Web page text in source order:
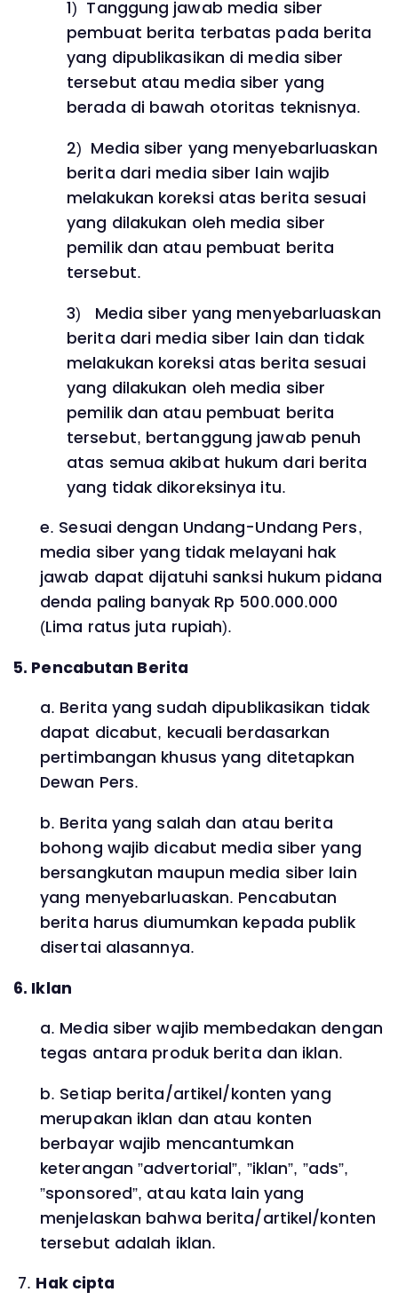
1) Tanggung jawab media siber
pembuat berita terbatas pada berita
yang dipublikasikan di media siber
tersebut atau media siber yang
berada di bawah otoritas teknisnya.
2) Media siber yang menyebarluaskan
berita dari media siber lain wajib
melakukan koreksi atas berita sesuai
yang dilakukan oleh media siber
pemilik dan atau pembuat berita
tersebut.
3) Media siber yang menyebarluaskan
berita dari media siber lain dan tidak
melakukan koreksi atas berita sesuai
yang dilakukan oleh media siber
pemilik dan atau pembuat berita
tersebut, bertanggung jawab penuh
atas semua akibat hukum dari berita
yang tidak dikoreksinya itu.
e. Sesuai dengan Undang-Undang Pers,
media siber yang tidak melayani hak
jawab dapat dijatuhi sanksi hukum pidana
denda paling banyak Rp 500.000.000
(Lima ratus juta rupiah).
5. Pencabutan Berita
a. Berita yang sudah dipublikasikan tidak
dapat dicabut, kecuali berdasarkan
pertimbangan khusus yang ditetapkan
Dewan Pers.
b. Berita yang salah dan atau berita
bohong wajib dicabut media siber yang
bersangkutan maupun media siber lain
yang menyebarluaskan. Pencabutan
berita harus diumumkan kepada publik
disertai alasannya.
6. Iklan
a. Media siber wajib membedakan dengan
tegas antara produk berita dan iklan.
b. Setiap berita/artikel/konten yang
merupakan iklan dan atau konten
berbayar wajib mencantumkan
keterangan ”advertorial”, ”iklan”, ”ads”,
”sponsored”, atau kata lain yang
menjelaskan bahwa berita/artikel/konten
tersebut adalah iklan.
7. Hak cipta